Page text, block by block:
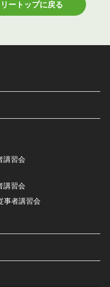
ートップに戻る
講習会
講習会
事者講習会